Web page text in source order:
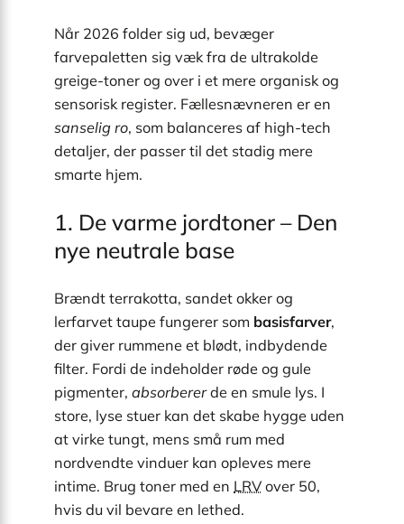
Når 2026 folder sig ud, bevæger
farvepaletten sig væk fra de ultrakolde
greige-toner og over i et mere organisk og
sensorisk register. Fællesnævneren er en
sanselig ro, som balanceres af high-tech
detaljer, der passer til det stadig mere
smarte hjem.
1. De varme jordtoner – Den
nye neutrale base
Brændt terrakotta, sandet okker og
lerfarvet taupe fungerer som basisfarver,
der giver rummene et blødt, indbydende
filter. Fordi de indeholder røde og gule
pigmenter, absorbererde en smule lys. I
store, lyse stuer kan det skabe hygge uden
at virke tungt, mens små rum med
nordvendte vinduer kan opleves mere
intime. Brug toner med en LRV over 50,
hvis du vil bevare en lethed.